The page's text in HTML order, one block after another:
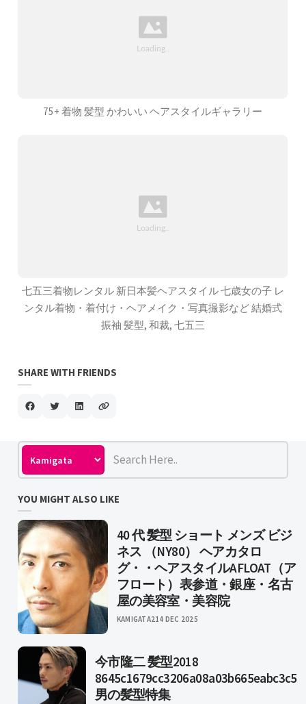
75+ 着物 髪型 かわいい ヘアスタイルギャラリー
七五三着物レンタル 新日本髪ヘアスタイル 七歳女の子 レ
ンタル着物・着付け・ヘアメイク・写真撮影など 結婚式
振袖 髪型, 和裁, 七五三
SHARE WITH FRIENDS
YOU MIGHT ALSO LIKE
40 代 髪型 ショート メンズ ビジ
ネス （NY80） ヘアカタロ
グ・・ヘアスタイルAFLOAT（ア
フロート）表参道・銀座・名古
屋の美容室・美容院
KAMIGATA214 DEC 2025
今市隆二 髪型2018
8645c1679cc3206a08a03b665eabc3c5
男の髪型特集